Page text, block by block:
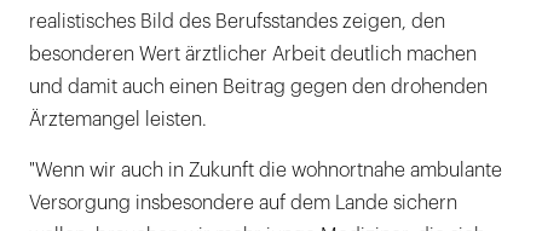
realistisches Bild des Berufsstandes zeigen, den
besonderen Wert ärztlicher Arbeit deutlich machen
und damit auch einen Beitrag gegen den drohenden
Ärztemangel leisten.
"Wenn wir auch in Zukunft die wohnortnahe ambulante
Versorgung insbesondere auf dem Lande sichern